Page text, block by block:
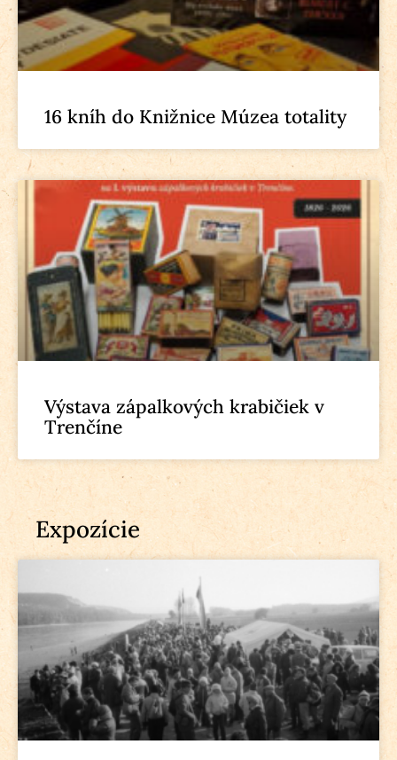
16 kníh do Knižnice Múzea totality
Výstava zápalkových krabičiek v
Trenčíne
Expozície